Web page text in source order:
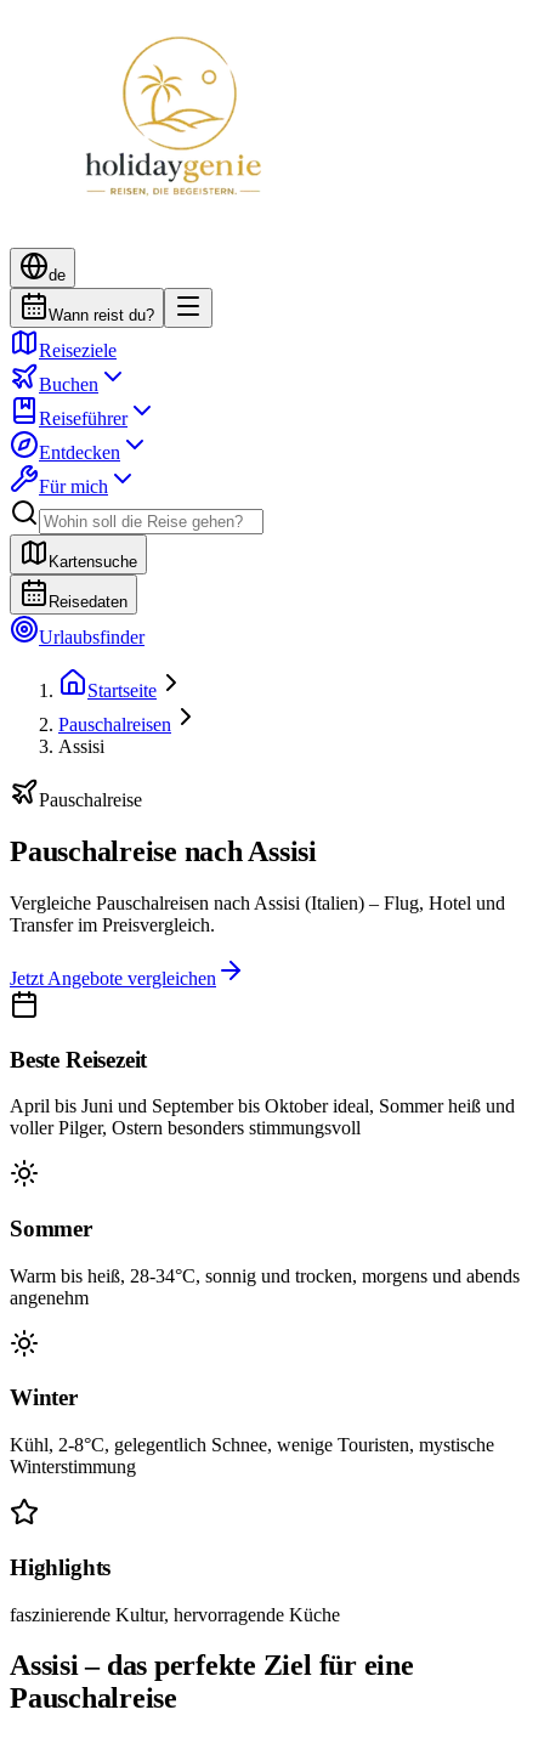
de
Wann reist du?
Reiseziele
Buchen
Reiseführer
Entdecken
Für mich
Kartensuche
Reisedaten
Urlaubsfinder
Startseite
Pauschalreisen
Assisi
Pauschalreise
Pauschalreise nach Assisi
Vergleiche Pauschalreisen nach Assisi (Italien) – Flug, Hotel und
Transfer im Preisvergleich.
Jetzt Angebote vergleichen
Beste Reisezeit
April bis Juni und September bis Oktober ideal, Sommer heiß und
voller Pilger, Ostern besonders stimmungsvoll
Sommer
Warm bis heiß, 28-34°C, sonnig und trocken, morgens und abends
angenehm
Winter
Kühl, 2-8°C, gelegentlich Schnee, wenige Touristen, mystische
Winterstimmung
Highlights
faszinierende Kultur, hervorragende Küche
Assisi – das perfekte Ziel für eine
Pauschalreise